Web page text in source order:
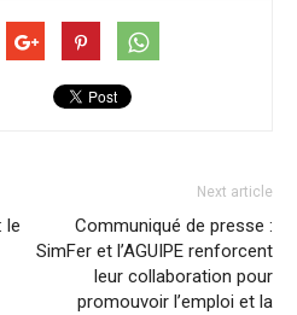
le
Next article
Communiqué de presse :
SimFer et l’AGUIPE renforcent
leur collaboration pour
promouvoir l’emploi et la